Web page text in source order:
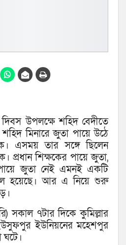
দিবস উপলক্ষে শহিদ বেদীতে
মিনারে জুতা পায়ে উঠে
এসময় তার সঙ্গে ছিলেন
প্রধান শিক্ষকের পায়ে জুতা,
জুতা নেই এমনই একটি
হয়েছে। আর এ নিয়ে শুরু
সকাল ৭টার দিকে কুমিল্লার
ইউনিয়নের মহেশপুর
ঘটে।